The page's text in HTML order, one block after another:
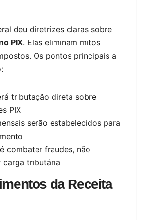
deu diretrizes claras sobre
PIX. Elas eliminam mitos
Os pontos principais a
tributação direta sobre
PIX
serão estabelecidos para
combater fraudes, não
carga tributária
da Receita